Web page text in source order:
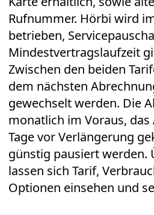
Rufnummer. Hörbi wird
betrieben,
Mindestvertragslaufzeit
Zwischen den beiden
dem nächsten
gewechselt werden. Die
monatlich im Voraus,
Tage vor Verlängerung
günstig pausiert werden.
lassen sich Tarif,
Optionen einsehen und